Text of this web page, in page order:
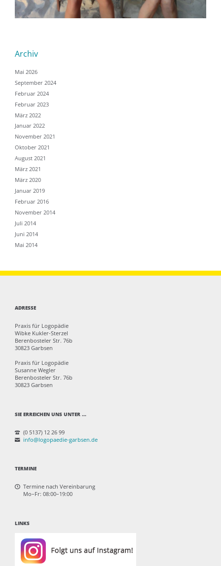
Archiv
Mai 2026
September 2024
Februar 2024
Februar 2023
März 2022
Januar 2022
November 2021
Oktober 2021
August 2021
März 2021
März 2020
Januar 2019
Februar 2016
November 2014
Juli 2014
Juni 2014
Mai 2014
ADRESSE
Praxis für Logopädie
Wibke Kukler-Sterzel
Berenbosteler Str. 76b
30823 Garbsen
Praxis für Logopädie
Susanne Wegler
Berenbosteler Str. 76b
30823 Garbsen
SIE ERREICHEN UNS UNTER ...
(0 5137) 12 26 99
info@logopaedie-garbsen.de
TERMINE
Termine nach Vereinbarung
Mo–Fr: 08:00–19:00
LINKS